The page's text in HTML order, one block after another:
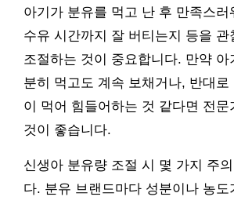
아기가 분유를 먹고 난 후 만족스러
수유 시간까지 잘 버티는지 등을 관
조절하는 것이 중요합니다. 만약 아
분히 먹고도 계속 보채거나, 반대
이 먹어 힘들어하는 것 같다면 전문
것이 좋습니다.
신생아 분유량 조절 시 몇 가지 주
다. 분유 브랜드마다 성분이나 농도